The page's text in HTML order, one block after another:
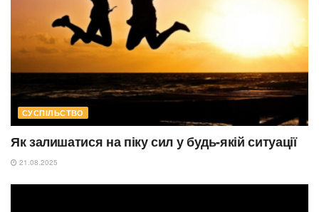
СУСПІЛЬСТВО
Як залишатися на піку сил у будь-якій ситуації
21.08.2025